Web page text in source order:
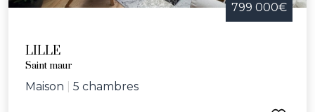
799 000€
LILLE
Saint maur
Maison 5 chambres